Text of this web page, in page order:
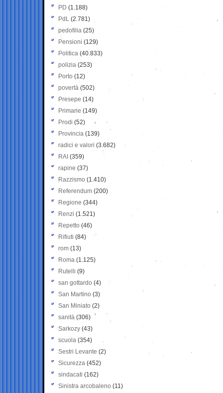
PD (1.188)
PdL (2.781)
pedofilia (25)
Pensioni (129)
Politica (40.833)
polizia (253)
Porto (12)
povertà (502)
Presepe (14)
Primarie (149)
Prodi (52)
Provincia (139)
radici e valori (3.682)
RAI (359)
rapine (37)
Razzismo (1.410)
Referendum (200)
Regione (344)
Renzi (1.521)
Repetto (46)
Rifiuti (84)
rom (13)
Roma (1.125)
Rutelli (9)
san gottardo (4)
San Martino (3)
San Miniato (2)
sanità (306)
Sarkozy (43)
scuola (354)
Sestri Levante (2)
Sicurezza (452)
sindacati (162)
Sinistra arcobaleno (11)